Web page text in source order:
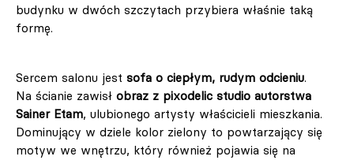
budynku w dwóch szczytach przybiera właśnie taką
formę.
Sercem salonu jest sofa o ciepłym, rudym odcieniu.
Na ścianie zawisł obraz z pixodelic studio autorstwa
Sainer Etam, ulubionego artysty właścicieli mieszkania.
Dominujący w dziele kolor zielony to powtarzający się
motyw we wnętrzu, który również pojawia się na